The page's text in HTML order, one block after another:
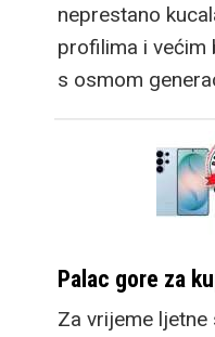
neprestano
profilima i većim
s osmom
Palac gore za
Za vrijeme ljetne